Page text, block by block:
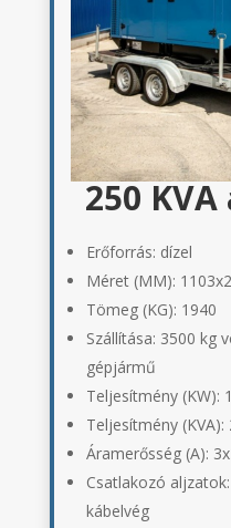
250
Erőforrás: dízel
Méret (MM):
Tömeg (KG): 1940
Szállítása: 3500 kg
gépjármű
Teljesítmény (KW):
Teljesítmény (KVA):
Áramerősség (A):
Csatlakozó aljzatok:
kábelvég